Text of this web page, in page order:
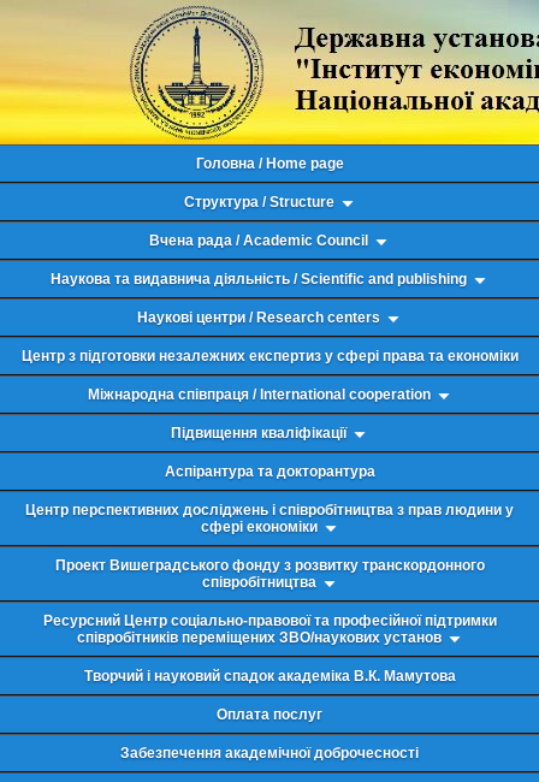
Головна / Home page
Структура / Structure
Вчена рада / Academic Council
Наукова та видавнича діяльність / Scientific and publishing
Наукові центри / Research centers
Центр з підготовки незалежних експертиз у сфері права та економіки
Міжнародна співпраця / International cooperation
Підвищення кваліфікації
Аспірантура та докторантура
Центр перспективних досліджень і співробітництва з прав людини у
сфері економіки
Проект Вишеградського фонду з розвитку транскордонного
співробітництва
Ресурсний Центр соціально-правової та професійної підтримки
співробітників переміщених ЗВО/наукових установ
Творчий і науковий спадок академіка В.К. Мамутова
Оплата послуг
Забезпечення академічної доброчесності